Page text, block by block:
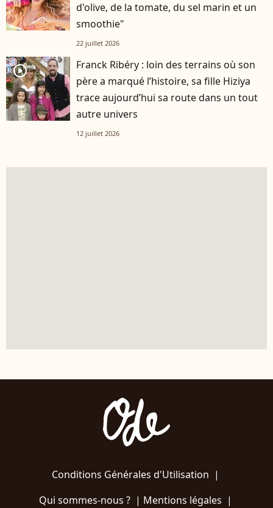
d'olive, de la tomate, du sel marin et un
smoothie"
22 juillet 2026
player2
Franck Ribéry : loin des terrains où son
père a marqué l’histoire, sa fille Hiziya
trace aujourd’hui sa route dans un tout
autre univers
12 juillet 2026
Conditions Générales d'Utilisation |
Qui sommes-nous ?| Mentions légales |